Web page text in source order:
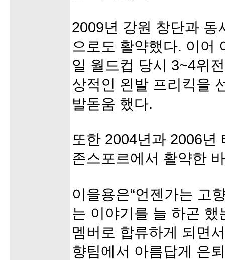
2009년 강원 창단과 동
으로도 활약했다. 이어
일 월드컵 당시 3~4위
상적인 왼발 프리킥을
발돋움 했다.
또한 2004년과 2006년
존스포르에서 활약한
이을용은“언젠가는 고
는 이야기를 늘 하곤
멤버로 합류하게 되면
향팀에서 아름답게 은